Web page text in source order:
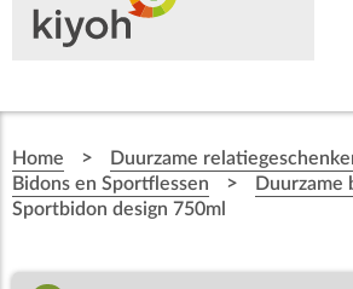
Home > Duurzame
Bidons en Sportflessen > Duurzame
Sportbidon design 750ml